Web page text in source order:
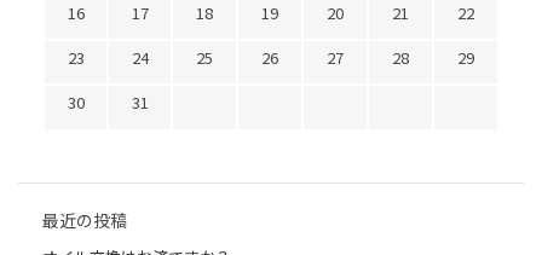
16
17 18 19 20 21
22
23
24 25 26 27 28
29
30
31
最近の投稿